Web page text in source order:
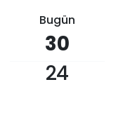
Bugün
30
24